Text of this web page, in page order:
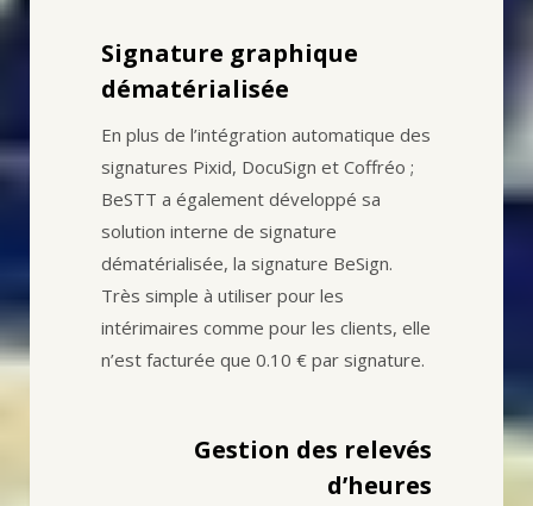
Signature graphique
dématérialisée
En plus de l’intégration automatique des
signatures Pixid, DocuSign et Coffréo ;
BeSTT a également développé sa
solution interne de signature
dématérialisée, la signature BeSign.
Très simple à utiliser pour les
intérimaires comme pour les clients, elle
n’est facturée que 0.10 € par signature.
Gestion des relevés
d’heures